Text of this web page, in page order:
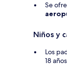
Se
Niños y
Los
18